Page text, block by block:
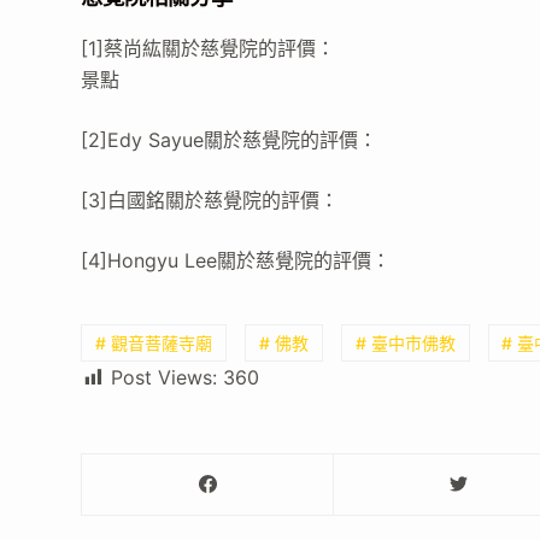
[1]蔡尚紘關於慈覺院的評價：
景點
[2]Edy Sayue關於慈覺院的評價：
[3]白國銘關於慈覺院的評價：
[4]Hongyu Lee關於慈覺院的評價：
# 觀音菩薩寺廟 # 佛教 # 臺中市佛教 # 臺
Post Views: 360